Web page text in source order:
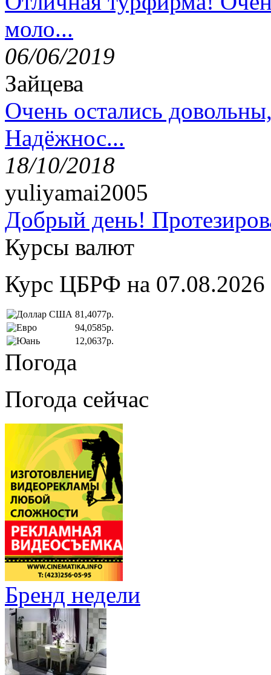
моло...
06/06/2019
Зайцева
Очень остались
Надёжнос...
18/10/2018
yuliyamai2005
Добрый день!
Курсы валют
Курс ЦБРФ на 07.08.2026
81,4077р.
94,0585р.
12,0637р.
Погода
Погода сейчас
Бренд недели